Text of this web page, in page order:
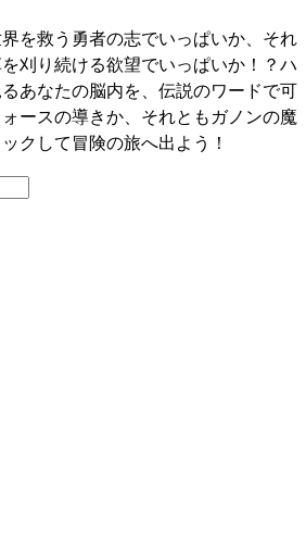
を救う勇者の志でいっぱいか、それ
刈り続ける欲望でいっぱいか！？ハ
あなたの脳内を、伝説のワードで可
ースの導きか、それともガノンの魔
して冒険の旅へ出よう！